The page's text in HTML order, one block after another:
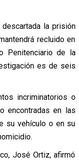
la prisión
recluido en
Penitenciario de la
es de seis
incriminatorios o
encontradas en las
su vehículo o en su
José Ortiz, afirmó